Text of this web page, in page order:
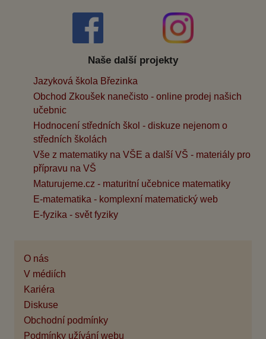
Naše další projekty
Jazyková škola Březinka
Obchod Zkoušek nanečisto - online prodej našich
učebnic
Hodnocení středních škol - diskuze nejenom o
středních školách
Vše z matematiky na VŠE a další VŠ - materiály pro
přípravu na VŠ
Maturujeme.cz - maturitní učebnice matematiky
E-matematika - komplexní matematický web
E-fyzika - svět fyziky
O nás
V médiích
Kariéra
Diskuse
Obchodní podmínky
Podmínky užívání webu